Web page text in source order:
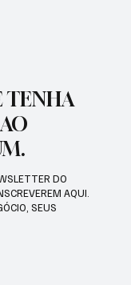
TENHA
DO
AQUI.
SEUS